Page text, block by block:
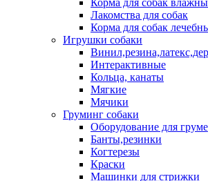
Корма для собак
Лакомства для собак
Корма для собак
Игрушки собаки
Интерактивные
Кольца, канаты
Мягкие
Мячики
Груминг собаки
Оборудование для
Банты,резинки
Когтерезы
Краски
Машинки для стрижки